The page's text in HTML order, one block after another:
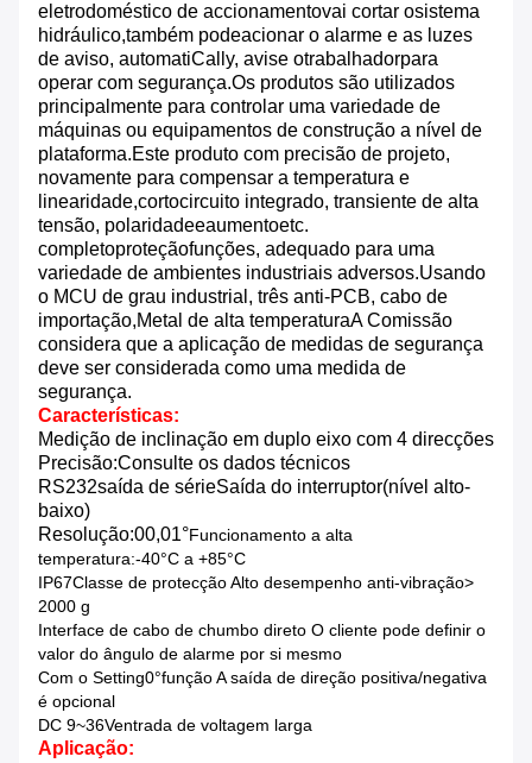
eletrodoméstico de accionamentovai cortar osistema
hidráulico,também podeacionar o alarme e as luzes
de aviso, automatiCally, avise otrabalhadorpara
operar com segurança.Os produtos são utilizados
principalmente para controlar uma variedade de
máquinas ou equipamentos de construção a nível de
plataforma.Este produto com precisão de projeto,
novamente para compensar a temperatura e
linearidade,cortocircuito integrado, transiente de alta
tensão, polaridadeeaumentoetc.
completoproteçãofunções, adequado para uma
variedade de ambientes industriais adversos.Usando
o MCU de grau industrial, três anti-PCB, cabo de
importação,Metal de alta temperaturaA Comissão
considera que a aplicação de medidas de segurança
deve ser considerada como uma medida de
segurança.
Características:
Medição de inclinação em duplo eixo com 4 direcções
Precisão:Consulte os dados técnicos
RS232saída de sérieSaída do interruptor(nível alto-
baixo)
Resolução:00,01°Funcionamento a alta
temperatura:-40°C a +85°C
IP67Classe de protecçãoAlto desempenho anti-vibração>
2000 g
Interface de cabo de chumbo direto O cliente pode definir o
valor do ângulo de alarme por si mesmo
Com o Setting0°funçãoA saída de direção positiva/negativa
é opcional
DC 9~36Ventrada de voltagem larga
Aplicação: